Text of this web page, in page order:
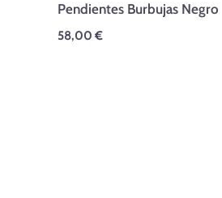
Pendientes Burbujas Negro
58,00 €